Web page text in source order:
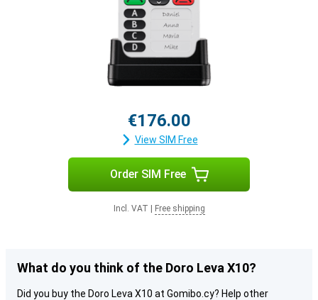
€176.00
View SIM Free
Order SIM Free
Incl. VAT Free shipping
What do you think of the Doro Leva X10?
Did you buy the Doro Leva X10 at Gomibo.cy? Help other